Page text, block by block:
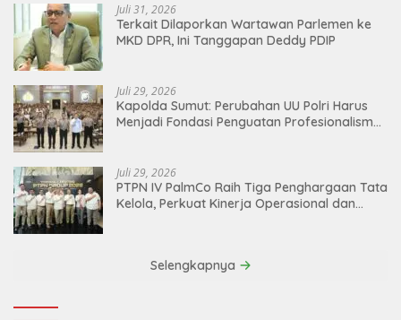
Juli 31, 2026
Terkait Dilaporkan Wartawan Parlemen ke
MKD DPR, Ini Tanggapan Deddy PDIP
Juli 29, 2026
Kapolda Sumut: Perubahan UU Polri Harus
Menjadi Fondasi Penguatan Profesionalisme
Juli 29, 2026
PTPN IV PalmCo Raih Tiga Penghargaan Tata
Kelola, Perkuat Kinerja Operasional dan
Selengkapnya